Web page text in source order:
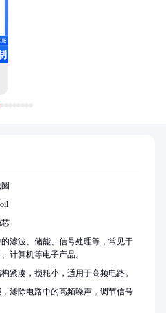
滤波、储能、信号处理等，常见于
计算机等电子产品。
紧凑，损耗小，适用于高频电路。
滤除电路中的高频噪声，调节信号